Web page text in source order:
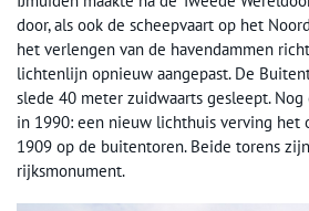
door, als ook de scheepvaart op het
het verlengen van de havendammen
lichtenlijn opnieuw aangepast. De
slede 40 meter zuidwaarts gesleept. Nog
in 1990: een nieuw lichthuis verving het
1909 op de buitentoren. Beide torens
rijksmonument.